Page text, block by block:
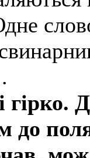
гірко.
до